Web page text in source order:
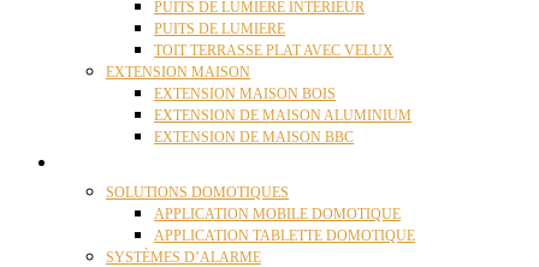
PUITS DE LUMIERE INTERIEUR
PUITS DE LUMIERE
TOIT TERRASSE PLAT AVEC VELUX
EXTENSION MAISON
EXTENSION MAISON BOIS
EXTENSION DE MAISON ALUMINIUM
EXTENSION DE MAISON BBC
SOLUTIONS DOMOTIQUES
APPLICATION MOBILE DOMOTIQUE
APPLICATION TABLETTE DOMOTIQUE
SYSTÈMES D’ALARME